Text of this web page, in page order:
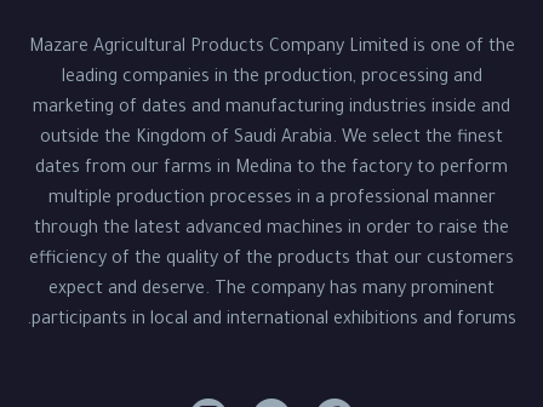
Mazare Agricultural Products Company Limited is one of the
leading companies in the production, processing and
marketing of dates and manufacturing industries inside and
outside the Kingdom of Saudi Arabia. We select the finest
dates from our farms in Medina to the factory to perform
multiple production processes in a professional manner
through the latest advanced machines in order to raise the
efficiency of the quality of the products that our customers
expect and deserve. The company has many prominent
participants in local and international exhibitions and forums.